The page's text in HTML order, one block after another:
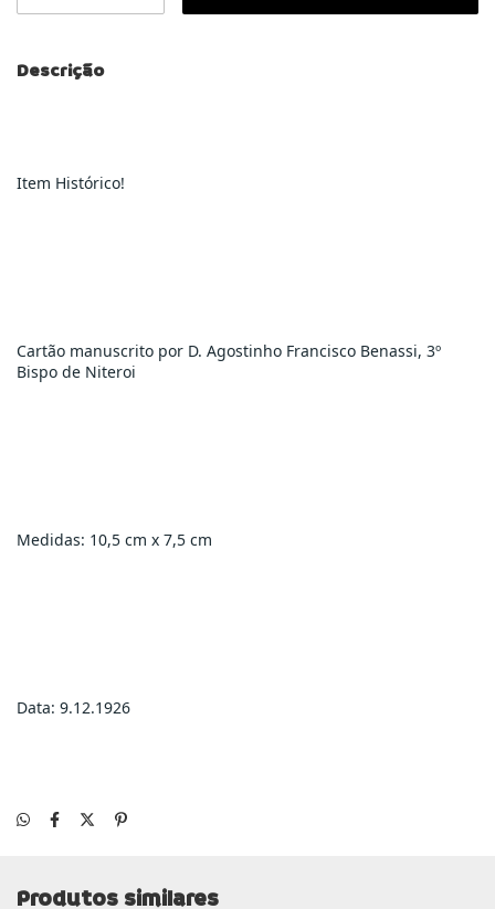
Descrição
Item Histórico!
Cartão manuscrito por D. Agostinho Francisco Benassi, 3º
Bispo de Niteroi
Medidas: 10,5 cm x 7,5 cm
Data: 9.12.1926
Produtos similares